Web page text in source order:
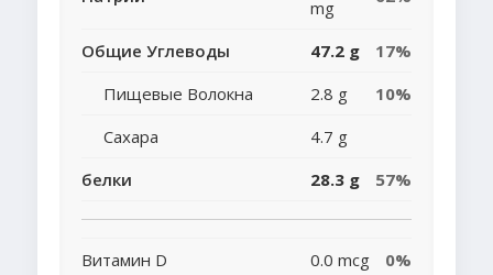
mg
Общие Углеводы 47.2 g
17%
Пищевые Волокна
2.8 g
10%
Сахара
4.7 g
белки
28.3 g 57%
Витамин D 0.0 mcg
0%